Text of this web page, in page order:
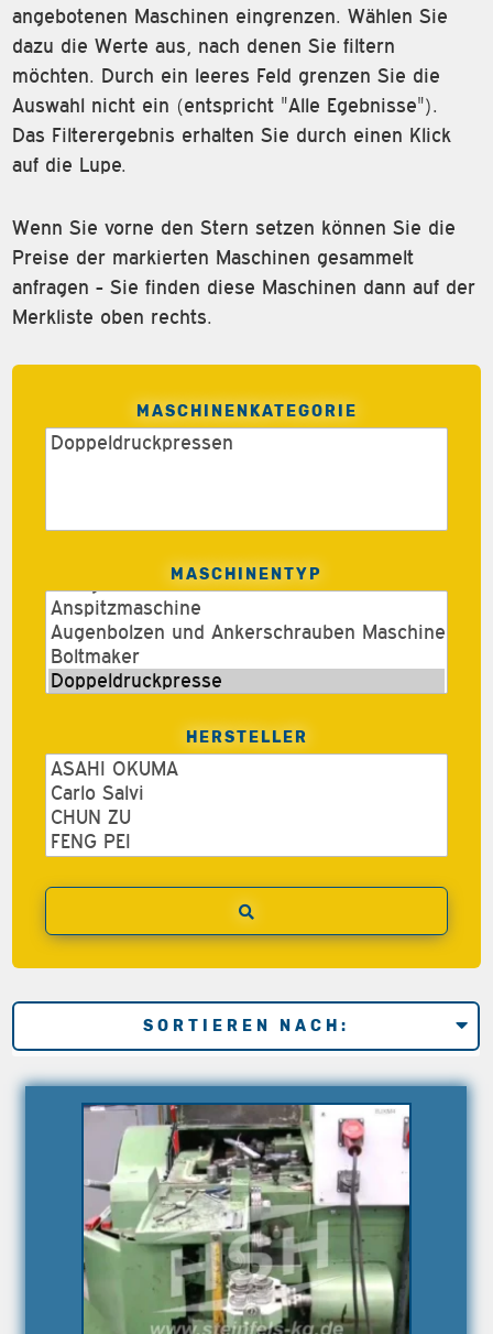
angebotenen Maschinen eingrenzen. Wählen Sie
dazu die Werte aus, nach denen Sie filtern
möchten. Durch ein leeres Feld grenzen Sie die
Auswahl nicht ein (entspricht "Alle Egebnisse").
Das Filterergebnis erhalten Sie durch einen Klick
auf die Lupe.
Wenn Sie vorne den Stern setzen können Sie die
Preise der markierten Maschinen gesammelt
anfragen - Sie finden diese Maschinen dann auf der
Merkliste oben rechts.
MASCHINENKATEGORIE
MASCHINENTYP
HERSTELLER